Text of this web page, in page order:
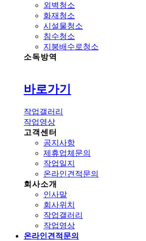
외벽청소
화재청소
시설물청소
침수청소
지붕배수로청소
소독방역
바로가기
작업갤러리
작업영상
고객센터
공지사항
제휴업체문의
작업일지
온라인견적문의
회사소개
인사말
회사위치
작업갤러리
작업영상
온라인견적문의